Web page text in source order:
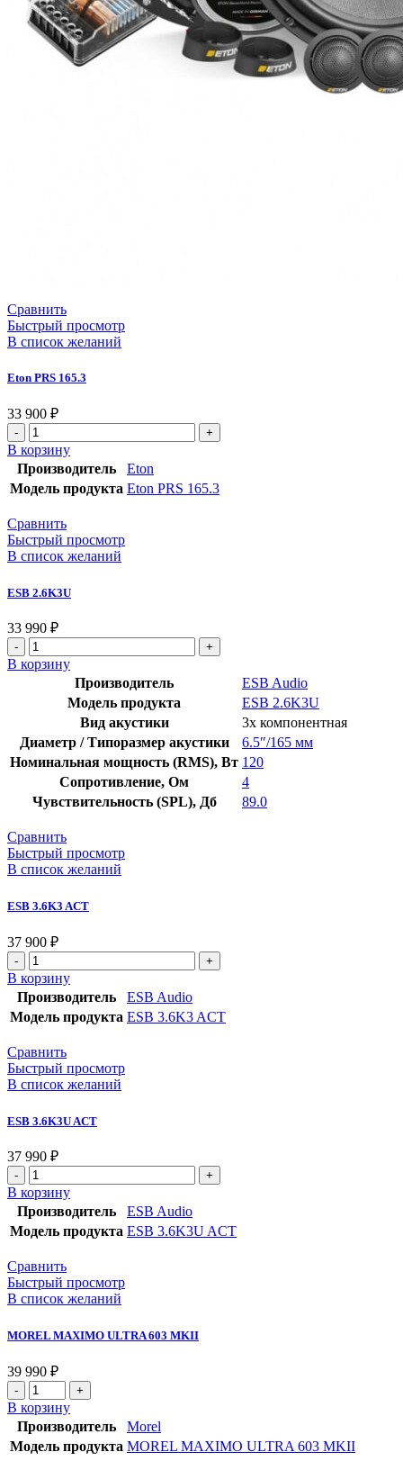
Сравнить
Быстрый просмотр
В список желаний
Eton PRS 165.3
33 900 ₽
Количество
товара
Eton
PRS
165.3
В корзину
Производитель
Eton
Модель продукта Eton PRS 165.3
Сравнить
Быстрый просмотр
В список желаний
ESB 2.6K3U
33 990 ₽
Количество
товара
ESB
В корзину
Производитель
ESB Audio
Модель продукта
ESB 2.6K3U
Вид акустики
3х компонентная
Диаметр / Типоразмер акустики
6.5″/165 мм
Номинальная мощность (RMS), Вт 120
Сопротивление, Ом
4
Чувствительность (SPL), Дб
89.0
Сравнить
Быстрый просмотр
В список желаний
ESB 3.6K3 ACT
37 900 ₽
Количество
товара
ESB
3.6K3
ACT
В корзину
Производитель
ESB Audio
Модель продукта ESB 3.6K3 ACT
Сравнить
Быстрый просмотр
В список желаний
ESB 3.6K3U ACT
37 990 ₽
Количество
товара
ESB
3.6K3U
ACT
В корзину
Производитель
ESB Audio
Модель продукта ESB 3.6K3U ACT
Сравнить
Быстрый просмотр
В список желаний
MOREL MAXIMO ULTRA 603 MKII
39 990 ₽
Количество
товара
MOREL
MAXIMO
ULTRA
В корзину
Производитель
Morel
Модель продукта MOREL MAXIMO ULTRA 603 MKII